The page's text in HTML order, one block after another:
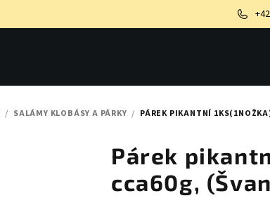
/ SALÁMY KLOBÁSY A PÁRKY / PÁREK PIKANTNÍ
Párek
cca60g,